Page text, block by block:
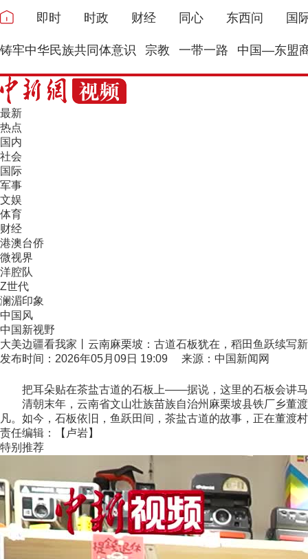
即时 时政 财经 同心 东西问 国
铸牢中华民族共同体意识 宗教 一带一路 中国—东盟
最新
热点
国内
社会
国际
军事
文娱
体育
财经
港澳台侨
微视界
洋腔队
Z世代
澜湄印象
中国风
中国新视野
大美边疆看我家丨云南麻栗坡：古道石板犹在，稻田鱼跃续写
发布时间：2026年05月09日 19:09 来源：中国新闻网
把耳朵贴在茶盐古道的石板上——据说，这里的石板会讲马
清朝末年，云南省文山壮族苗族自治州麻栗坡县铁厂乡董渡
凡。如今，石板依旧，鱼跃田间，茶盐古道的故事，正在董渡
责任编辑：【卢岩】
特别推荐